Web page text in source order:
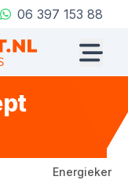
06 397 153 88
Energieker